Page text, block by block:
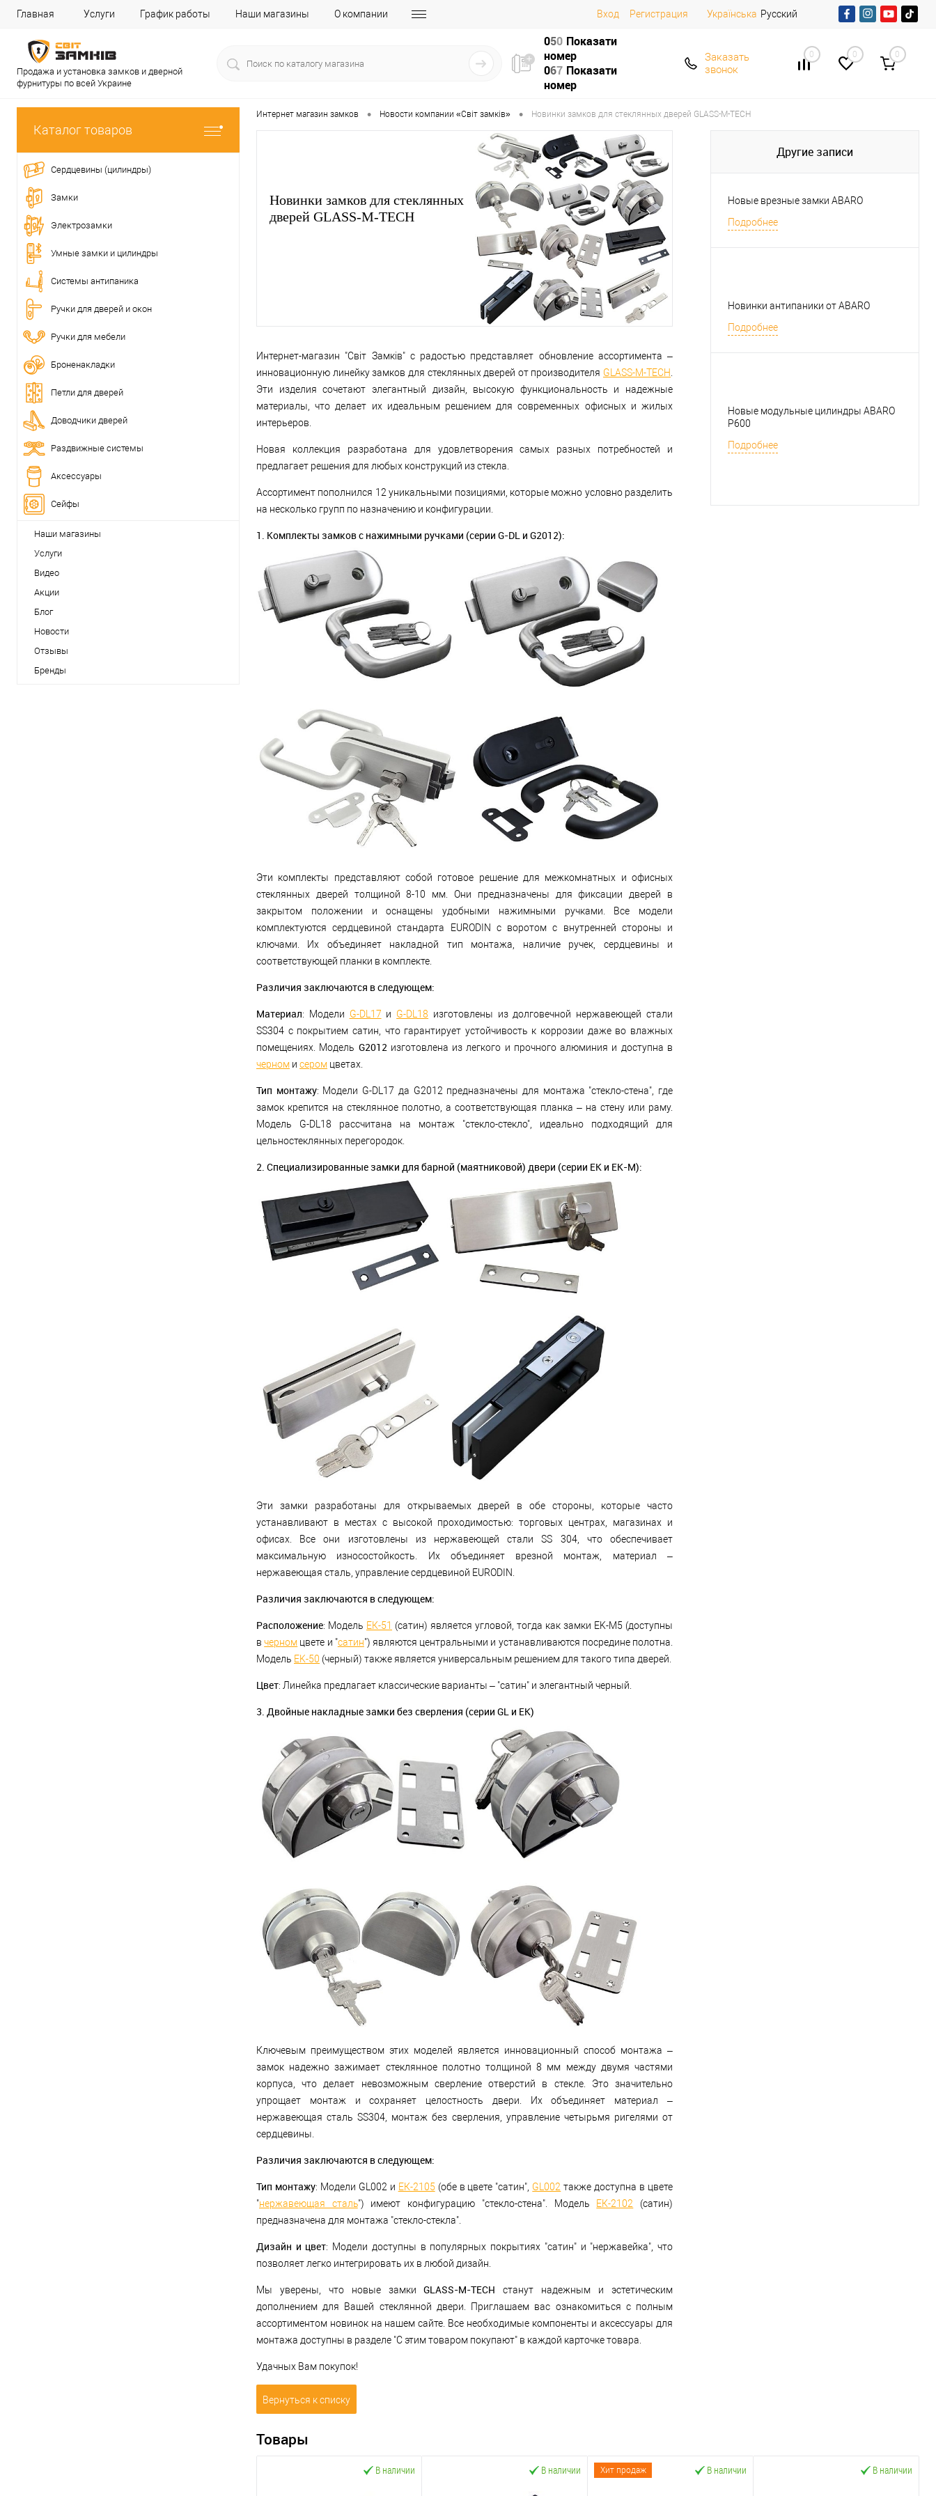
Главная Услуги График работы Наши магазины О компании Вход Регистрация Українська Русский
Продажа и установка замков и дверной
фурнитуры по всей Украине
050 Показати
номер
067 Показати
номер
Заказать
звонок
0 0 0
Каталог товаров
Сердцевины (цилиндры)
Замки
Электрозамки
Умные замки и цилиндры
Системы антипаника
Ручки для дверей и окон
Ручки для мебели
Броненакладки
Петли для дверей
Доводчики дверей
Раздвижные системы
Аксессуары
Сейфы
Наши магазины
Услуги
Видео
Акции
Блог
Новости
Отзывы
Бренды
Интернет магазин замков • Новости компании «Світ замків» • Новинки замков для стеклянных дверей GLASS-M-TECH
Новинки замков для стеклянных
дверей GLASS-M-TECH
Интернет-магазин "Світ Замків" с радостью представляет обновление ассортимента –
инновационную линейку замков для стеклянных дверей от производителя GLASS-M-TECH.
Эти изделия сочетают элегантный дизайн, высокую функциональность и надежные
материалы, что делает их идеальным решением для современных офисных и жилых
интерьеров.
Новая коллекция разработана для удовлетворения самых разных потребностей и
предлагает решения для любых конструкций из стекла.
Ассортимент пополнился 12 уникальными позициями, которые можно условно разделить
на несколько групп по назначению и конфигурации.
1. Комплекты замков с нажимными ручками (серии G-DL и G2012):
Эти комплекты представляют собой готовое решение для межкомнатных и офисных
стеклянных дверей толщиной 8-10 мм. Они предназначены для фиксации дверей в
закрытом положении и оснащены удобными нажимными ручками. Все модели
комплектуются сердцевиной стандарта EURODIN с воротом с внутренней стороны и
ключами. Их объединяет накладной тип монтажа, наличие ручек, сердцевины и
соответствующей планки в комплекте.
Различия заключаются в следующем:
Материал: Модели G-DL17 и G-DL18 изготовлены из долговечной нержавеющей стали
SS304 с покрытием сатин, что гарантирует устойчивость к коррозии даже во влажных
помещениях. Модель G2012изготовлена ​​из легкого и прочного алюминия и доступна в
черном и сером цветах.
Тип монтажу: Модели G-DL17 да G2012 предназначены для монтажа "стекло-стена", где
замок крепится на стеклянное полотно, а соответствующая планка – на стену или раму.
Модель G-DL18 рассчитана на монтаж "стекло-стекло", идеально подходящий для
цельностеклянных перегородок.
2. Специализированные замки для барной (маятниковой) двери (серии EK и EK-M):
Эти замки разработаны для открываемых дверей в обе стороны, которые часто
устанавливают в местах с высокой проходимостью: торговых центрах, магазинах и
офисах. Все они изготовлены из нержавеющей стали SS 304, что обеспечивает
максимальную износостойкость. Их объединяет врезной монтаж, материал –
нержавеющая сталь, управление сердцевиной EURODIN.
Различия заключаются в следующем:
Расположение: Модель ЕК-51 (сатин) является угловой, тогда как замки EK-M5 (доступны
вчерном цвете и "сатин") являются центральными и устанавливаются посредине полотна.
Модель EK-50 (черный) также является универсальным решением для такого типа дверей.
Цвет: Линейка предлагает классические варианты – "сатин" и элегантный черный.
3. Двойные накладные замки без сверления (серии GL и EK)
Ключевым преимуществом этих моделей является инновационный способ монтажа –
замок надежно зажимает стеклянное полотно толщиной 8 мм между двумя частями
корпуса, что делает невозможным сверление отверстий в стекле. Это значительно
упрощает монтаж и сохраняет целостность двери. Их объединяет материал –
нержавеющая сталь SS304, монтаж без сверления, управление четырьмя ригелями от
сердцевины.
Различия заключаются в следующем:
Тип монтажу: Модели GL002 и ЕК-2105(обе в цвете "сатин", GL002 также доступна в цвете
"нержавеющая сталь") имеют конфигурацию "стекло-стена". Модель ЕК-2102 (сатин)
предназначена для монтажа "стекло-стекла".
Дизайн и цвет: Модели доступны в популярных покрытиях "сатин" и "нержавейка", что
позволяет легко интегрировать их в любой дизайн.
Мы уверены, что новые замкиGLASS-M-TECH станут надежным и эстетическим
дополнением для Вашей стеклянной двери. Приглашаем вас ознакомиться с полным
ассортиментом новинок на нашем сайте. Все необходимые компоненты и аксессуары для
монтажа доступны в разделе "С этим товаром покупают" в каждой карточке товара.
Удачных Вам покупок!
Вернуться к списку
Другие записи
Новые врезные замки ABARO
Подробнее
Новинки антипаники от ABARO
Подробнее
Новые модульные цилиндры ABARO
P600
Подробнее
Товары
В наличии В наличии Хит продаж В наличии В наличии